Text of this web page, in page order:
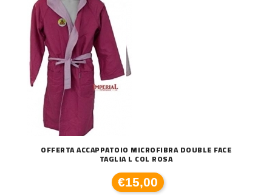
OFFERTA ACCAPPATOIO MICROFIBRA DOUBLE FACE
TAGLIA L COL ROSA
€15,00